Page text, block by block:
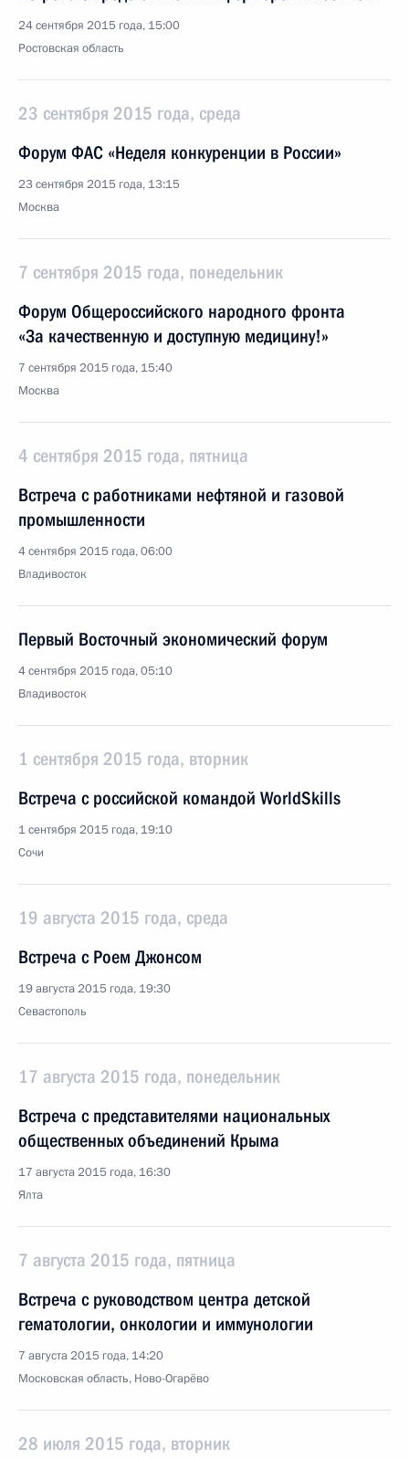
24 сентября 2015 года, 15:00
Ростовская область
23 сентября 2015 года, среда
Форум ФАС «Неделя конкуренции в России»
23 сентября 2015 года, 13:15
Москва
7 сентября 2015 года, понедельник
Форум Общероссийского народного фронта
«За качественную и доступную медицину!»
7 сентября 2015 года, 15:40
Москва
4 сентября 2015 года, пятница
Встреча с работниками нефтяной и газовой
промышленности
4 сентября 2015 года, 06:00
Владивосток
Первый Восточный экономический форум
4 сентября 2015 года, 05:10
Владивосток
1 сентября 2015 года, вторник
Встреча с российской командой WorldSkills
1 сентября 2015 года, 19:10
Сочи
19 августа 2015 года, среда
Встреча с Роем Джонсом
19 августа 2015 года, 19:30
Севастополь
17 августа 2015 года, понедельник
Встреча с представителями национальных
общественных объединений Крыма
17 августа 2015 года, 16:30
Ялта
7 августа 2015 года, пятница
Встреча с руководством центра детской
гематологии, онкологии и иммунологии
7 августа 2015 года, 14:20
Московская область, Ново-Огарёво
28 июля 2015 года, вторник